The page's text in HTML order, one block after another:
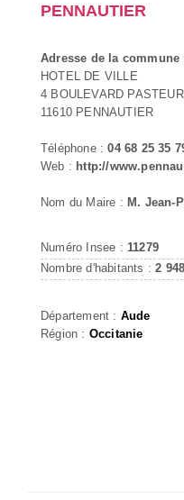
PENNAUTIER
Adresse de la commune
HOTEL DE VILLE
4 BOULEVARD PASTEUR
11610 PENNAUTIER
Téléphone :04 68 25 35
Web : http://
Nom du Maire : M. Jean-
Numéro Insee : 11279
Nombre d'habitants :2 948
Département : Aude
Région : Occitanie